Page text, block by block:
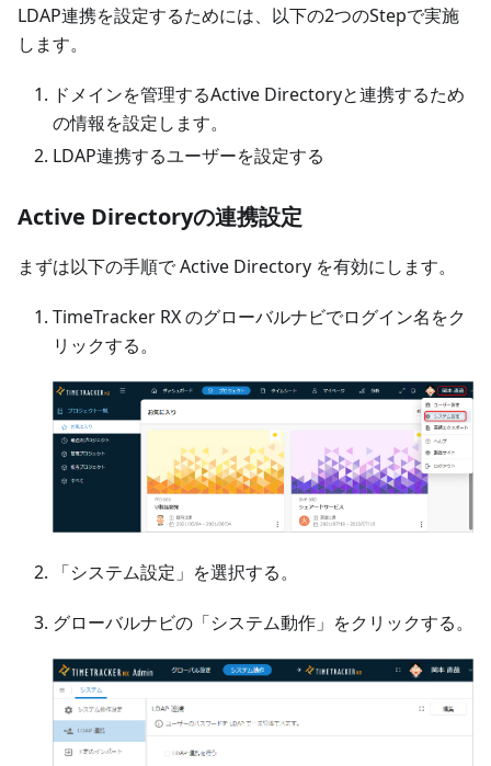
LDAP連携を設定するためには、以下の2つのStepで実施
します。
ドメインを管理するActive Directoryと連携するため
の情報を設定します。
LDAP連携するユーザーを設定する
Active Directoryの連携設定
まずは以下の手順で Active Directory を有効にします。
TimeTracker RX のグローバルナビでログイン名をク
リックする。
「システム設定」を選択する。
グローバルナビの「システム動作」をクリックする。